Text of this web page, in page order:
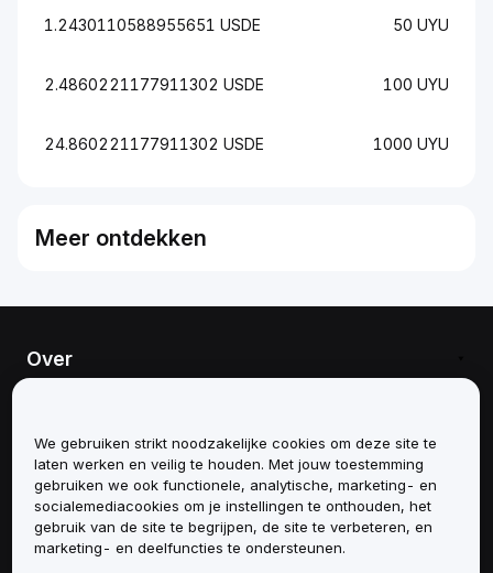
1.2430110588955651 USDE 50 UYU
2.4860221177911302 USDE 100 UYU
24.860221177911302 USDE 1000 UYU
Meer ontdekken
Over
Ondersteuning
Producten
We gebruiken strikt noodzakelijke cookies om deze site te
laten werken en veilig te houden. Met jouw toestemming
gebruiken we ook functionele, analytische, marketing- en
socialemediacookies om je instellingen te onthouden, het
gebruik van de site te begrijpen, de site te verbeteren, en
marketing- en deelfuncties te ondersteunen.